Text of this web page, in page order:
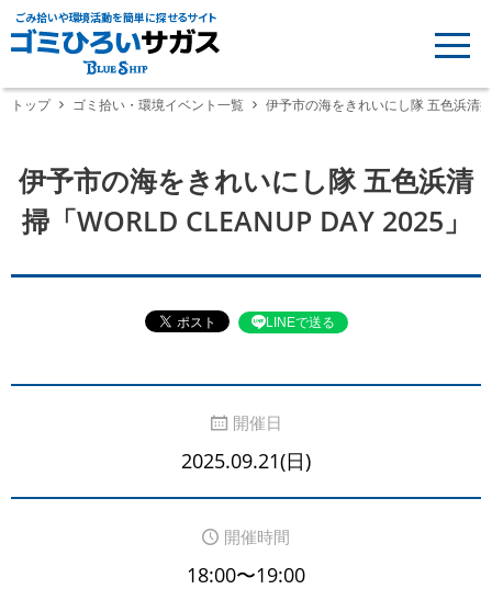
ごみ拾いや環境活動を簡単に探せるサイト
トップ ゴミ拾い・環境イベント一覧 伊予市の海をきれいにし隊 五色浜清
伊予市の海をきれいにし隊 五色浜清
掃「WORLD CLEANUP DAY 2025」
LINEで送る
開催日
2025.09.21(日)
開催時間
18:00〜19:00